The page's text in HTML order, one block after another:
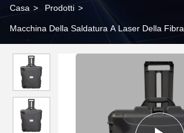
Casa > Prodotti >
Macchina Della Saldatura A Laser Della Fibra
impulso della valigia 100w